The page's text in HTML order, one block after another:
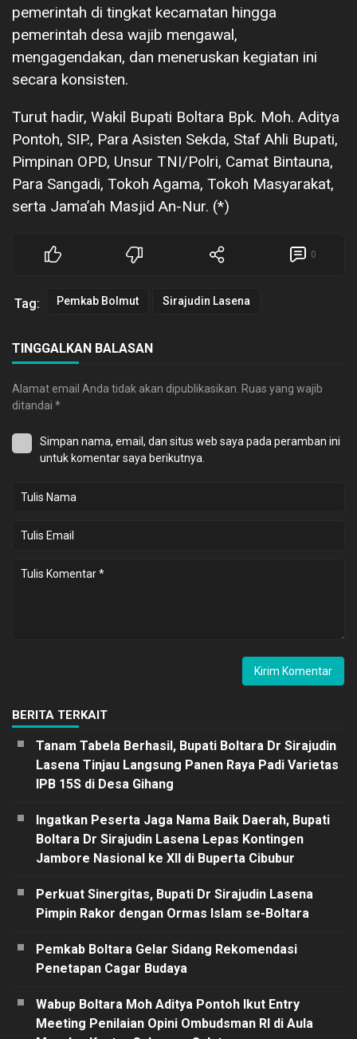
pemerintah di tingkat kecamatan hingga
pemerintah desa wajib mengawal,
mengagendakan, dan meneruskan kegiatan ini
secara konsisten.
Turut hadir, Wakil Bupati Boltara Bpk. Moh. Aditya
Pontoh, SIP., Para Asisten Sekda, Staf Ahli Bupati,
Pimpinan OPD, Unsur TNI/Polri, Camat Bintauna,
Para Sangadi, Tokoh Agama, Tokoh Masyarakat,
serta Jama’ah Masjid An-Nur. (*)
0
Tag: Pemkab Bolmut Sirajudin Lasena
TINGGALKAN BALASAN
Alamat email Anda tidak akan dipublikasikan. Ruas yang wajib
ditandai *
Simpan nama, email, dan situs web saya pada peramban ini
untuk komentar saya berikutnya.
BERITA TERKAIT
Tanam Tabela Berhasil, Bupati Boltara Dr Sirajudin
Lasena Tinjau Langsung Panen Raya Padi Varietas
IPB 15S di Desa Gihang
Ingatkan Peserta Jaga Nama Baik Daerah, Bupati
Boltara Dr Sirajudin Lasena Lepas Kontingen
Jambore Nasional ke XII di Buperta Cibubur
Perkuat Sinergitas, Bupati Dr Sirajudin Lasena
Pimpin Rakor dengan Ormas Islam se-Boltara
Pemkab Boltara Gelar Sidang Rekomendasi
Penetapan Cagar Budaya
Wabup Boltara Moh Aditya Pontoh Ikut Entry
Meeting Penilaian Opini Ombudsman RI di Aula